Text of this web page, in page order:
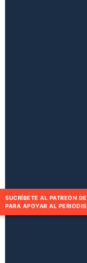
SUCRÍBETE AL PATREON
PARA APOYAR AL